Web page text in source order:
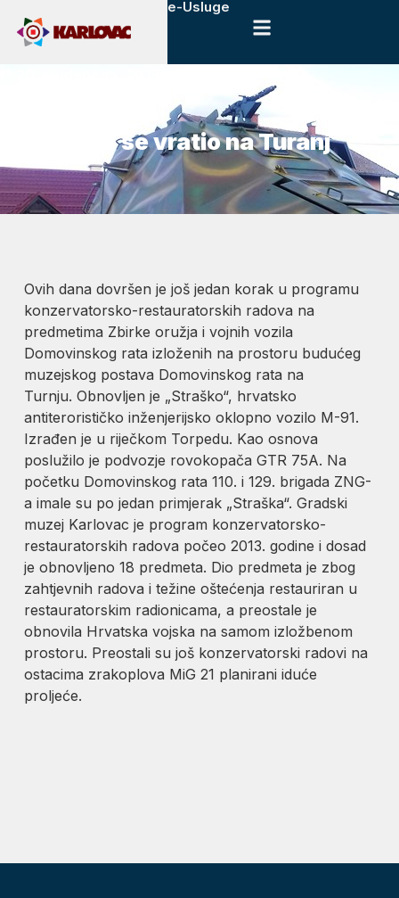
e-Usluge
Straško“ se vratio na Turanj
Ovih dana dovršen je još jedan korak u programu
konzervatorsko-restauratorskih radova na
predmetima Zbirke oružja i vojnih vozila
Domovinskog rata izloženih na prostoru budućeg
muzejskog postava Domovinskog rata na
Turnju. Obnovljen je „Straško“, hrvatsko
antiterorističko inženjerijsko oklopno vozilo M-91.
Izrađen je u riječkom Torpedu. Kao osnova
poslužilo je podvozje rovokopača GTR 75A. Na
početku Domovinskog rata 110. i 129. brigada ZNG-
a imale su po jedan primjerak „Straška“. Gradski
muzej Karlovac je program konzervatorsko-
restauratorskih radova počeo 2013. godine i dosad
je obnovljeno 18 predmeta. Dio predmeta je zbog
zahtjevnih radova i težine oštećenja restauriran u
restauratorskim radionicama, a preostale je
obnovila Hrvatska vojska na samom izložbenom
prostoru. Preostali su još konzervatorski radovi na
ostacima zrakoplova MiG 21 planirani iduće
proljeće.